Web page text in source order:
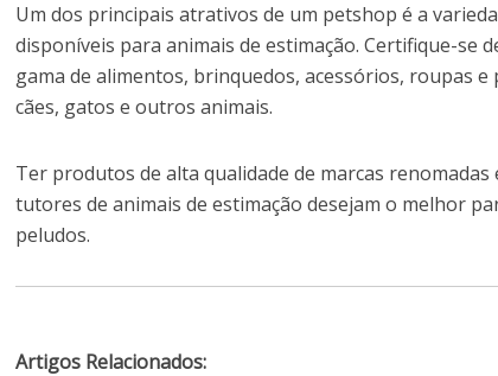
Um dos principais atrativos de um petshop é a
disponíveis para animais de estimação. Certifique-se
gama de alimentos, brinquedos, acessórios, roupas
cães, gatos e outros animais.
Ter produtos de alta qualidade de marcas
tutores de animais de estimação desejam o melhor
peludos.
Artigos Relacionados: